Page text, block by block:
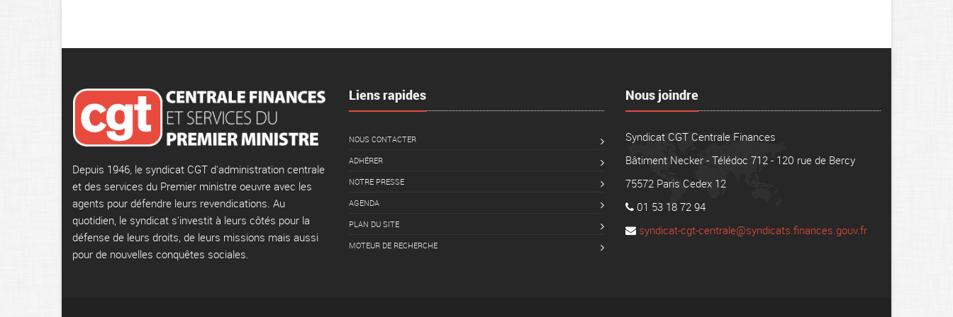
Depuis 1946, le syndicat CGT d'administration centrale
et des services du Premier ministre oeuvre avec les
agents pour défendre leurs revendications. Au
quotidien, le syndicat s'investit à leurs côtés pour la
défense de leurs droits, de leurs missions mais aussi
pour de nouvelles conquêtes sociales.
Liens rapides
NOUS CONTACTER
ADHÉRER
NOTRE PRESSE
AGENDA
PLAN DU SITE
MOTEUR DE RECHERCHE
Nous joindre
Syndicat CGT Centrale Finances
Bâtiment Necker - Télédoc 712 - 120 rue de Bercy
75572 Paris Cedex 12
01 53 18 72 94
syndicat-cgt-centrale@syndicats.finances.gouv.fr